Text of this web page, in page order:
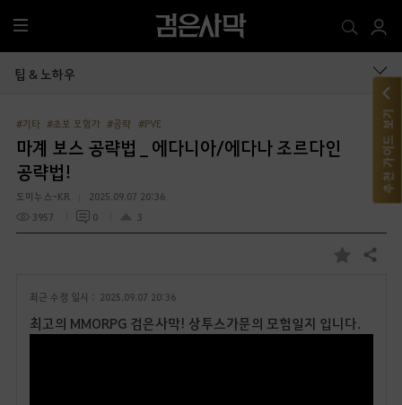
전
체
메
팁 & 노하우
#기타 #초보 모험가 #공략 #PVE
마계 보스 공략법 _ 에다니아/에다나 조르다인
공략법!
도미누스-KR
2025.09.07 20:36
3957
0 3
즐
기
공유하기
최근 수정 일시 : 2025.09.07 20:36
최고의 MMORPG 검은사막! 상투스가문의 모험일지 입니다.
추천 가이드 보기